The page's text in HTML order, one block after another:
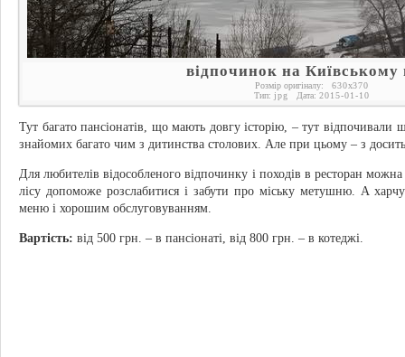
відпочинок на Київському
Розмір оригіналу: 630x370
Тип: jpg Дата: 2015-01-10
Тут багато пансіонатів, що мають довгу історію, – тут
знайомих багато чим з дитинства столових. Але при цьому – з
Для любителів відособленого відпочинку і походів в ресторан
лісу допоможе розслабитися і забути про міську метушню. А
меню і хорошим обслуговуванням.
Вартість: від 500 грн. – в пансіонаті, від 800 грн. – в котеджі.